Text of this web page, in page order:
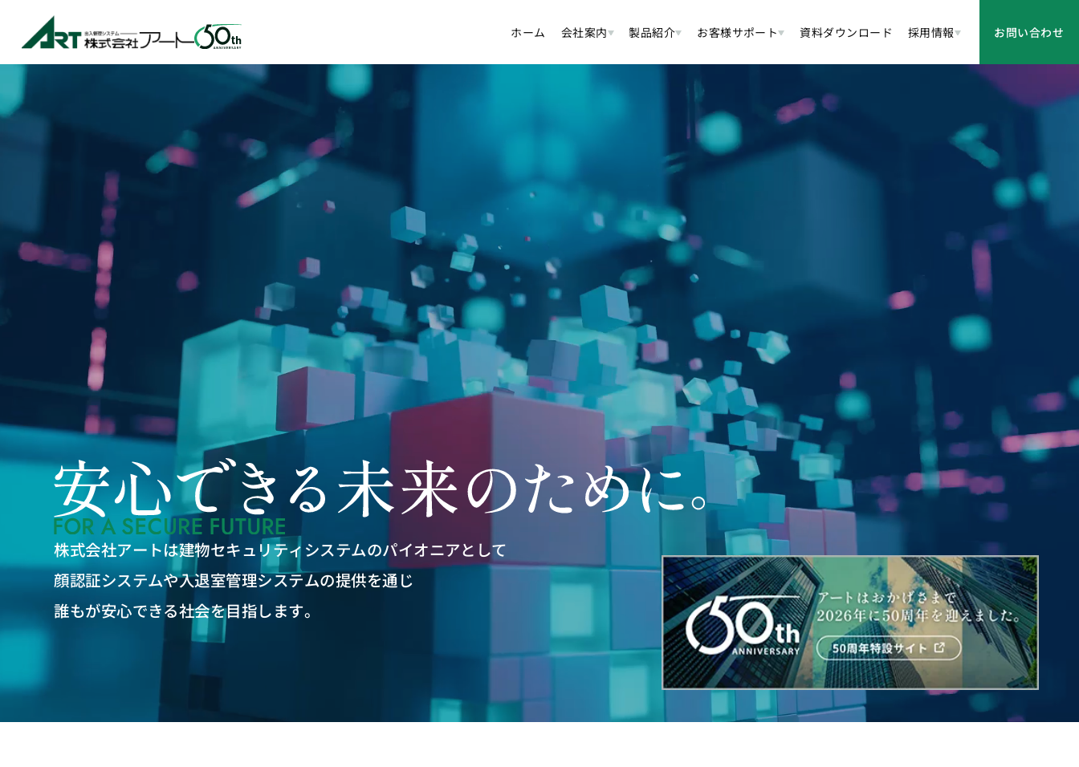
ホーム 会社案内 製品紹介 お客様サポート 資料ダウンロード 採用情報 お問い合わせ
株式会社アートは建物セキュリティシステムのパイオニアとして
顔認証システムや入退室管理システムの提供を通じ
誰もが安心できる社会を目指します。